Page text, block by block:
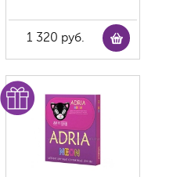
1 320 руб.